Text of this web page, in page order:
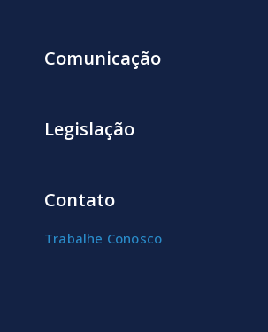
Comunicação
Legislação
Contato
Trabalhe Conosco